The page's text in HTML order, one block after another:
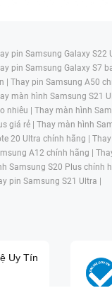
pin Samsung Galaxy S22
pin Samsung Galaxy S7
| Thay pin Samsung A50
màn hình Samsung S21
nhiêu | Thay màn hình
giá rẻ | Thay màn hình
20 Ultra chính hãng |
A12 chính hãng |
Samsung S20 Plus chính
pin Samsung S21 Ultra |
Uy Tín